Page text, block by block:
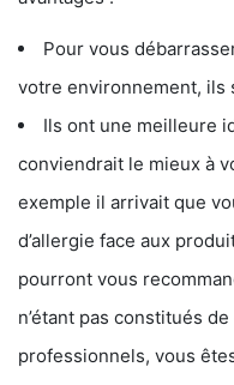
Pour vous
votre environnement, ils
Ils ont une meilleure
conviendrait le mieux à
exemple il arrivait que
d’allergie face aux
pourront vous
n’étant pas constitués
professionnels, vous